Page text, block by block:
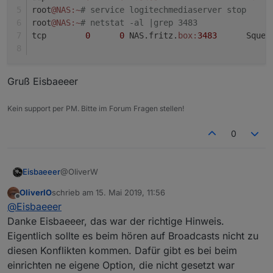
root@NAS:~# service logitechmediaserver stop
root@NAS:~# netstat -al |grep 3483
tcp 0 0 NAS.fritz. box: 3483
Gruß Eisbaeeer
Kein support per PM. Bitte im Forum Fragen stellen!
0
Eisbaeeer@OliverW
@OliverW sagte inNeuer Adapter SqueezeboxRPC
hast du nur eine squeezebox oder auch einen
LMS-Server?
Jep, der läuft auf der gleichen Maschine. Und das
bringt mich gleich zu dem Problem, dass dein
Offline
OliverIOschrieb am 15. Mai 2019, 11:56
zuletzt editiert von
@Eisbaeeer
Danke Eisbaeeer, das war der richtige Hinweis.
Eigentlich sollte es beim hören auf Broadcasts nicht zu
diesen Konflikten kommen. Dafür gibt es bei beim
einrichten ne eigene Option, die nicht gesetzt war